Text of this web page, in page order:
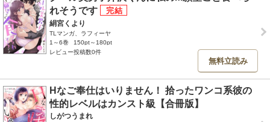
れそうです
絹宮くより
TLマンガ、ラフィーヤ
1～6巻
150pt～180pt
レビュー投稿数0件
無料立読み
Hなご奉仕はいりません！ 拾ったワンコ系彼の
性的レベルはカンスト級【合冊版】
しがつうまれ